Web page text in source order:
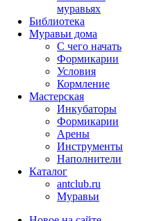
муравьях
Библиотека
Муравьи дома
С чего начать
Формикарии
Условия
Кормление
Мастерская
Инкубаторы
Формикарии
Арены
Инструменты
Наполнители
Каталог
antclub.ru
Муравьи